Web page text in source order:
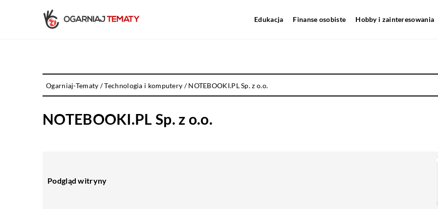
Edukacja Finanse osobiste Hobby i zainteresowania
Ogarniaj-Tematy /Technologia i komputery /NOTEBOOKI.PL Sp. z o.o.
NOTEBOOKI.PL Sp. z o.o.
Podgląd witryny